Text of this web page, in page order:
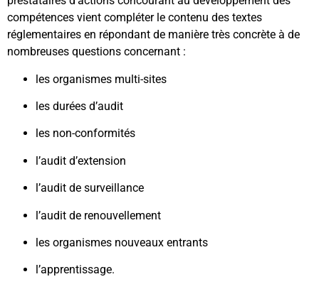
compétences vient compléter le contenu des textes
réglementaires en répondant de manière très concrète à de
nombreuses questions concernant :
les organismes multi-sites
les durées d’audit
les non-conformités
l’audit d’extension
l’audit de surveillance
l’audit de renouvellement
les organismes nouveaux entrants
l’apprentissage.